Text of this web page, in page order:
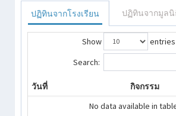
ปฏิทินจากโรงเรียน ปฏิทินจากมูลนิ
Show
entries
Search:
วันที่
กิจกรรม
No data available in